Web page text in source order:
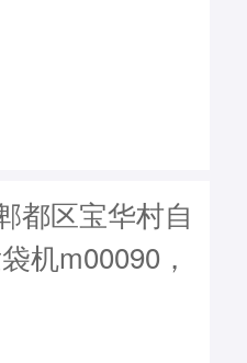
都区宝华村自
机m00090，